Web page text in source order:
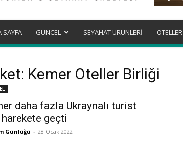
SAYFA GÜNCEL SEYAHAT ÜRÜNLERİ OTELLER
Kemer Oteller Birliği
daha fazla Ukraynalı turist
geçti
Günlüğü - 28 Ocak 2022